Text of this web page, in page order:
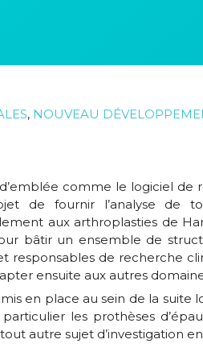
, NOUVEAU
comme le logiciel de
de fournir l’analyse de
aux arthroplasties de
bâtir un ensemble de
responsables de recherche
ensuite aux autres
en place au sein de la suite
les prothèses
autre sujet d’investigation